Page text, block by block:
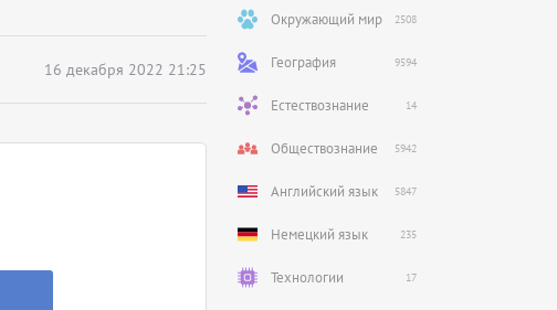
16 декабря 2022 21:25
Окружающий мир 2508
География 9594
Естествознание 14
Обществознание 5942
Английский язык 5847
Немецкий язык 235
Технологии 17